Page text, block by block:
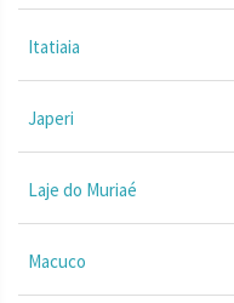
Itatiaia
Japeri
Laje do Muriaé
Macuco